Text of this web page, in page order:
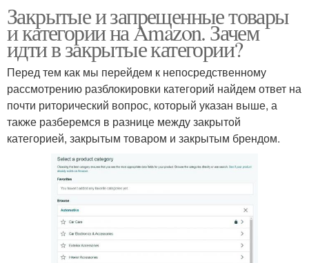
Закрытые и запрещенные товары
и категории на Amazon. Зачем
идти в закрытые категории?
Перед тем как мы перейдем к непосредственному
рассмотрению разблокировки категорий найдем ответ на
почти риторический вопрос, который указан выше, а
также разберемся в разнице между закрытой
категорией, закрытым товаром и закрытым брендом.